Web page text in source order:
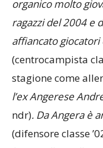
prima ancora
organico molto
ragazzi del 2004 e
affiancato giocatori
(centrocampista
stagione come
l’ex Angerese
ndr). Da Angera è